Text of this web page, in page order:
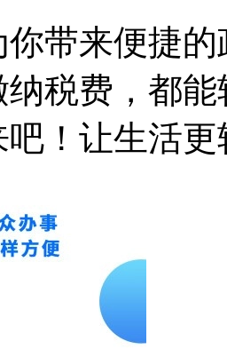
你带来便捷
纳税费，都
！让生活更